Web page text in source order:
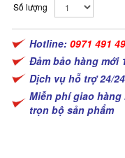
Số lượng
Hotline: 0971 491
Đảm bảo hàng mới
Dịch vụ hỗ trợ 24/
Miễn phí giao
trọn bộ sản phẩm